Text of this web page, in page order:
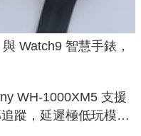
Watch9 智慧手錶，
WH-1000XM5 支援
蹤，延遲極低玩模擬